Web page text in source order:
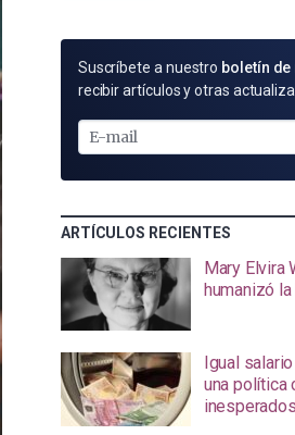
SUSCRÍBETE
POR
MAIL
Suscríbete a nuestro boletín
recibir artículos y otras
ARTÍCULOS RECIENTES
Mary Elvira
humanizó
Igual
una política
inesperados